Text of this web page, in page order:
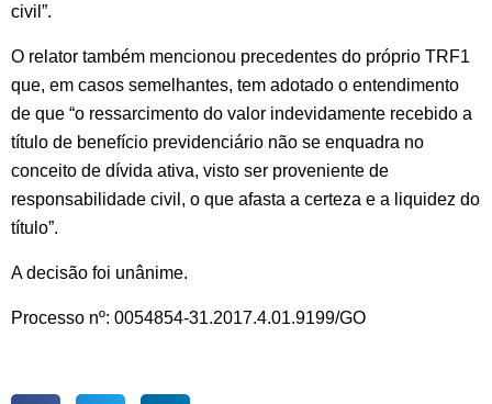
civil”.
O relator também mencionou precedentes do próprio TRF1
que, em casos semelhantes, tem adotado o entendimento
de que “o ressarcimento do valor indevidamente recebido a
título de benefício previdenciário não se enquadra no
conceito de dívida ativa, visto ser proveniente de
responsabilidade civil, o que afasta a certeza e a liquidez do
título”.
A decisão foi unânime.
Processo nº: 0054854-31.2017.4.01.9199/GO